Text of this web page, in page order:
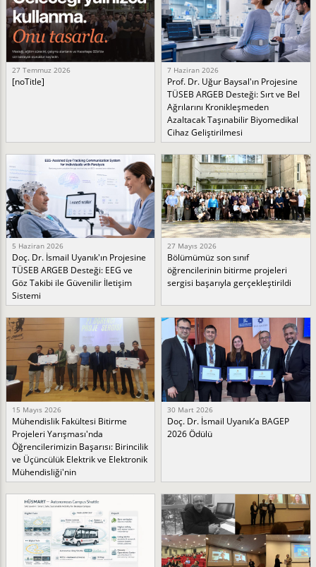
27 Temmuz 2026
[noTitle]
7 Haziran 2026
Prof. Dr. Uğur Baysal'ın Projesine
TÜSEB ARGEB Desteği: Sırt ve Bel
Ağrılarını Kronikleşmeden
Azaltacak Taşınabilir Biyomedikal
Cihaz Geliştirilmesi
5 Haziran 2026
Doç. Dr. İsmail Uyanık'ın Projesine
TÜSEB ARGEB Desteği: EEG ve
Göz Takibi ile Güvenilir İletişim
Sistemi
27 Mayıs 2026
Bölümümüz son sınıf
öğrencilerinin bitirme projeleri
sergisi başarıyla gerçekleştirildi
15 Mayıs 2026
Mühendislik Fakültesi Bitirme
Projeleri Yarışması'nda
Öğrencilerimizin Başarısı: Birincilik
ve Üçüncülük Elektrik ve Elektronik
Mühendisliği'nin
30 Mart 2026
Doç. Dr. İsmail Uyanık’a BAGEP
2026 Ödülü